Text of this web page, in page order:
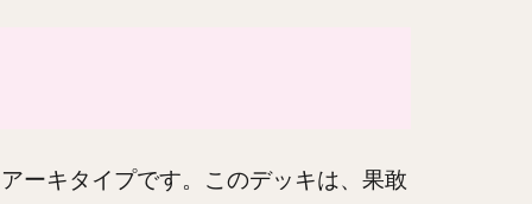
ーキタイプです。このデッキは、果敢